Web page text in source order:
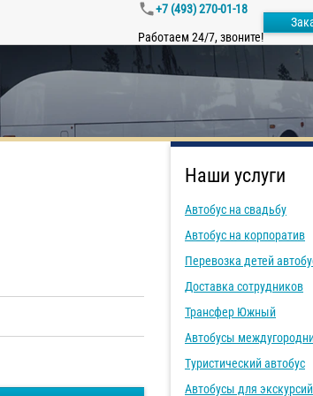
+7 (493) 270-01-18
Работаем 24/7, звоните!
Наши услуги
Автобус на свадьбу
Автобус на корпоратив
Перевозка детей
Доставка сотрудников
Трансфер Южный
Автобусы
Туристический автобус
Автобусы для экскурсий